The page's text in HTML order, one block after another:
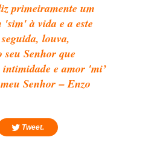
primeiramente um
'sim' à vida e a este
louva,
seu Senhor que
intimidade e amor 'mi’
Senhor – Enzo
Tweet.